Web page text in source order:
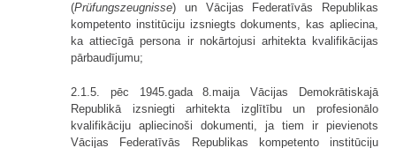
(Prüfungszeugnisse) un Vācijas Federatīvās Republikas
kompetento institūciju izsniegts dokuments, kas apliecina,
ka attiecīgā persona ir nokārtojusi arhitekta kvalifikācijas
pārbaudījumu;
2.1.5. pēc 1945.gada 8.maija Vācijas Demokrātiskajā
Republikā izsniegti arhitekta izglītību un profesionālo
kvalifikāciju apliecinoši dokumenti, ja tiem ir pievienots
Vācijas Federatīvās Republikas kompetento institūciju